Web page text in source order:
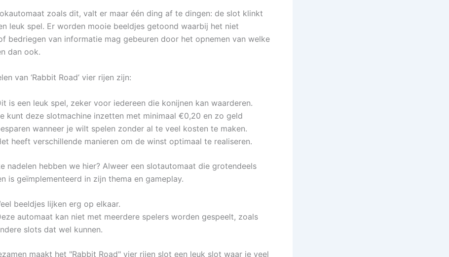
zoals dit, valt er maar één ding af te dingen: de slot klinkt
leuk spel. Er worden mooie beeldjes getoond waarbij het niet
bedriegen van informatie mag gebeuren door het opnemen van welke
dan ook.
van ‘Rabbit Road’ vier rijen zijn:
is een leuk spel, zeker voor iedereen die konijnen kan waarderen.
kunt deze slotmachine inzetten met minimaal €0,20 en zo geld
wanneer je wilt spelen zonder al te veel kosten te maken.
heeft verschillende manieren om de winst optimaal te realiseren.
nadelen hebben we hier? Alweer een slotautomaat die grotendeels
is geïmplementeerd in zijn thema en gameplay.
beeldjes lijken erg op elkaar.
automaat kan niet met meerdere spelers worden gespeelt, zoals
slots dat wel kunnen.
maakt het "Rabbit Road" vier rijen slot een leuk slot waar je veel